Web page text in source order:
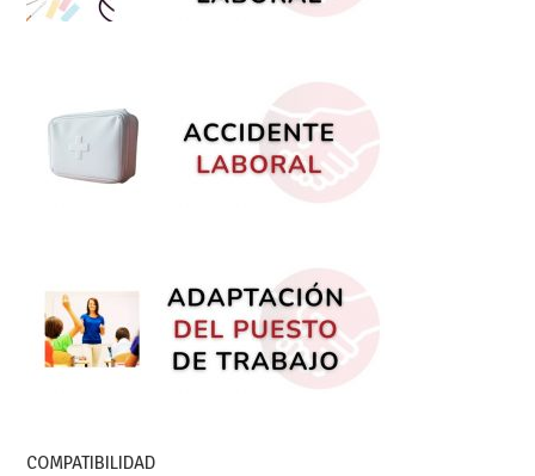
COMPATIBILIDAD